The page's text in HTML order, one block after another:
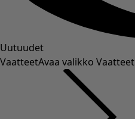
Uutuudet
VaatteetAvaa valikko Vaatteet